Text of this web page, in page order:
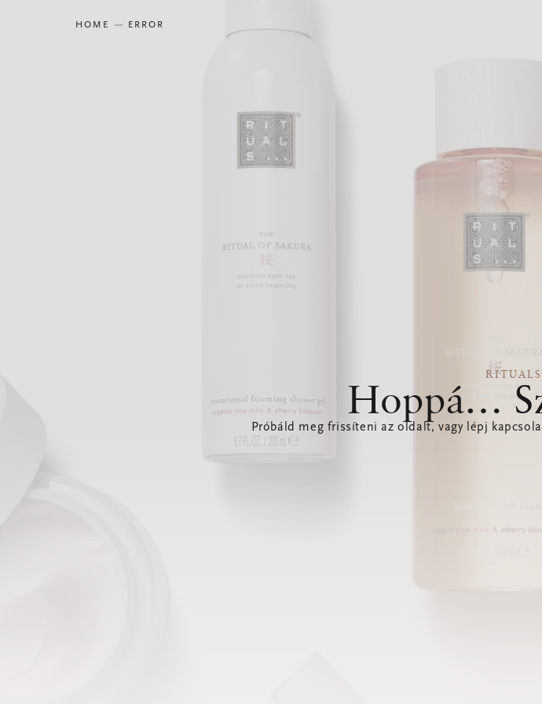
HOME ERROR
Hoppá…
Próbáld meg frissíteni az oldalt, vagy lépj